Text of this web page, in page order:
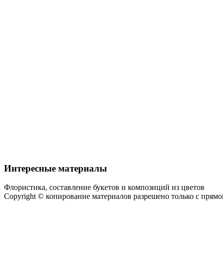
Интересные материалы
Флористика, составление букетов и композиций из цветов
Copyright © копирование материалов разрешено только с